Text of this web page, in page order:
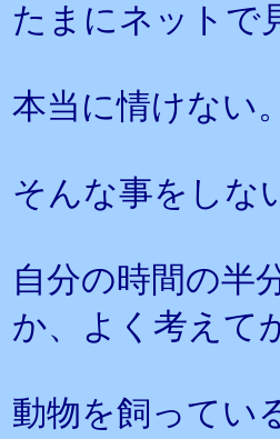
たまにネットで
本当に情けない。
そんな事をしな
自分の時間の半
か、よく考えて
動物を飼ってい